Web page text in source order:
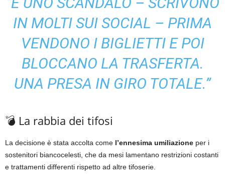
IN MOLTI SUI SOCIAL – PRIMA
VENDONO I BIGLIETTI E POI
BLOCCANO LA TRASFERTA.
UNA PRESA IN GIRO TOTALE.”
💣 La rabbia dei tifosi
La decisione è stata accolta come l’ennesima umiliazione per i
sostenitori biancocelesti, che da mesi lamentano restrizioni costanti
e trattamenti differenti rispetto ad altre tifoserie.